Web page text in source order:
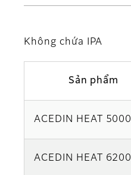
Không chứa IPA
Sản phẩm
ACEDIN HEAT 5000
ACEDIN HEAT 6200